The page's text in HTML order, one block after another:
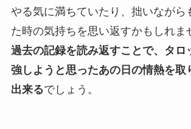
やる気に満ちていたり、拙いながら
た時の気持ちを思い返すかもしれま
過去の記録を読み返すことで、タロ
強しようと思ったあの日の情熱を取
出来るでしょう。